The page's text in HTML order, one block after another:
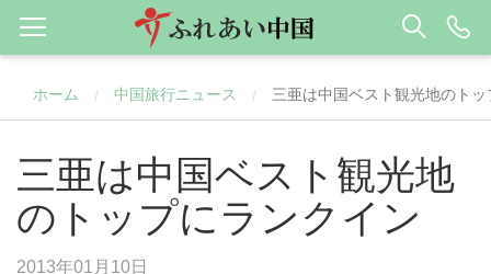
ホーム / 中国旅行ニュース / 三亜は中国ベスト観光地のト
三亜は中国ベスト観光地
のトップにランクイン
2013年01月10日